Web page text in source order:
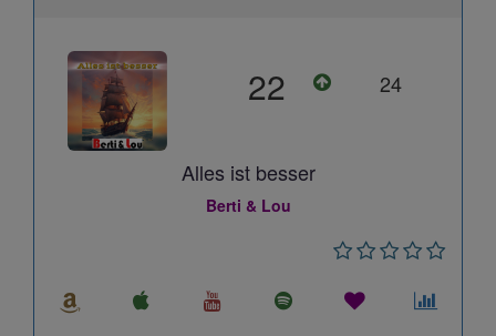
22 24
Alles ist besser
Berti & Lou